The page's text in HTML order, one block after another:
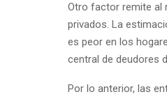
Otro factor remite al
privados. La
es peor en los
central de deudores
Por lo anterior, las